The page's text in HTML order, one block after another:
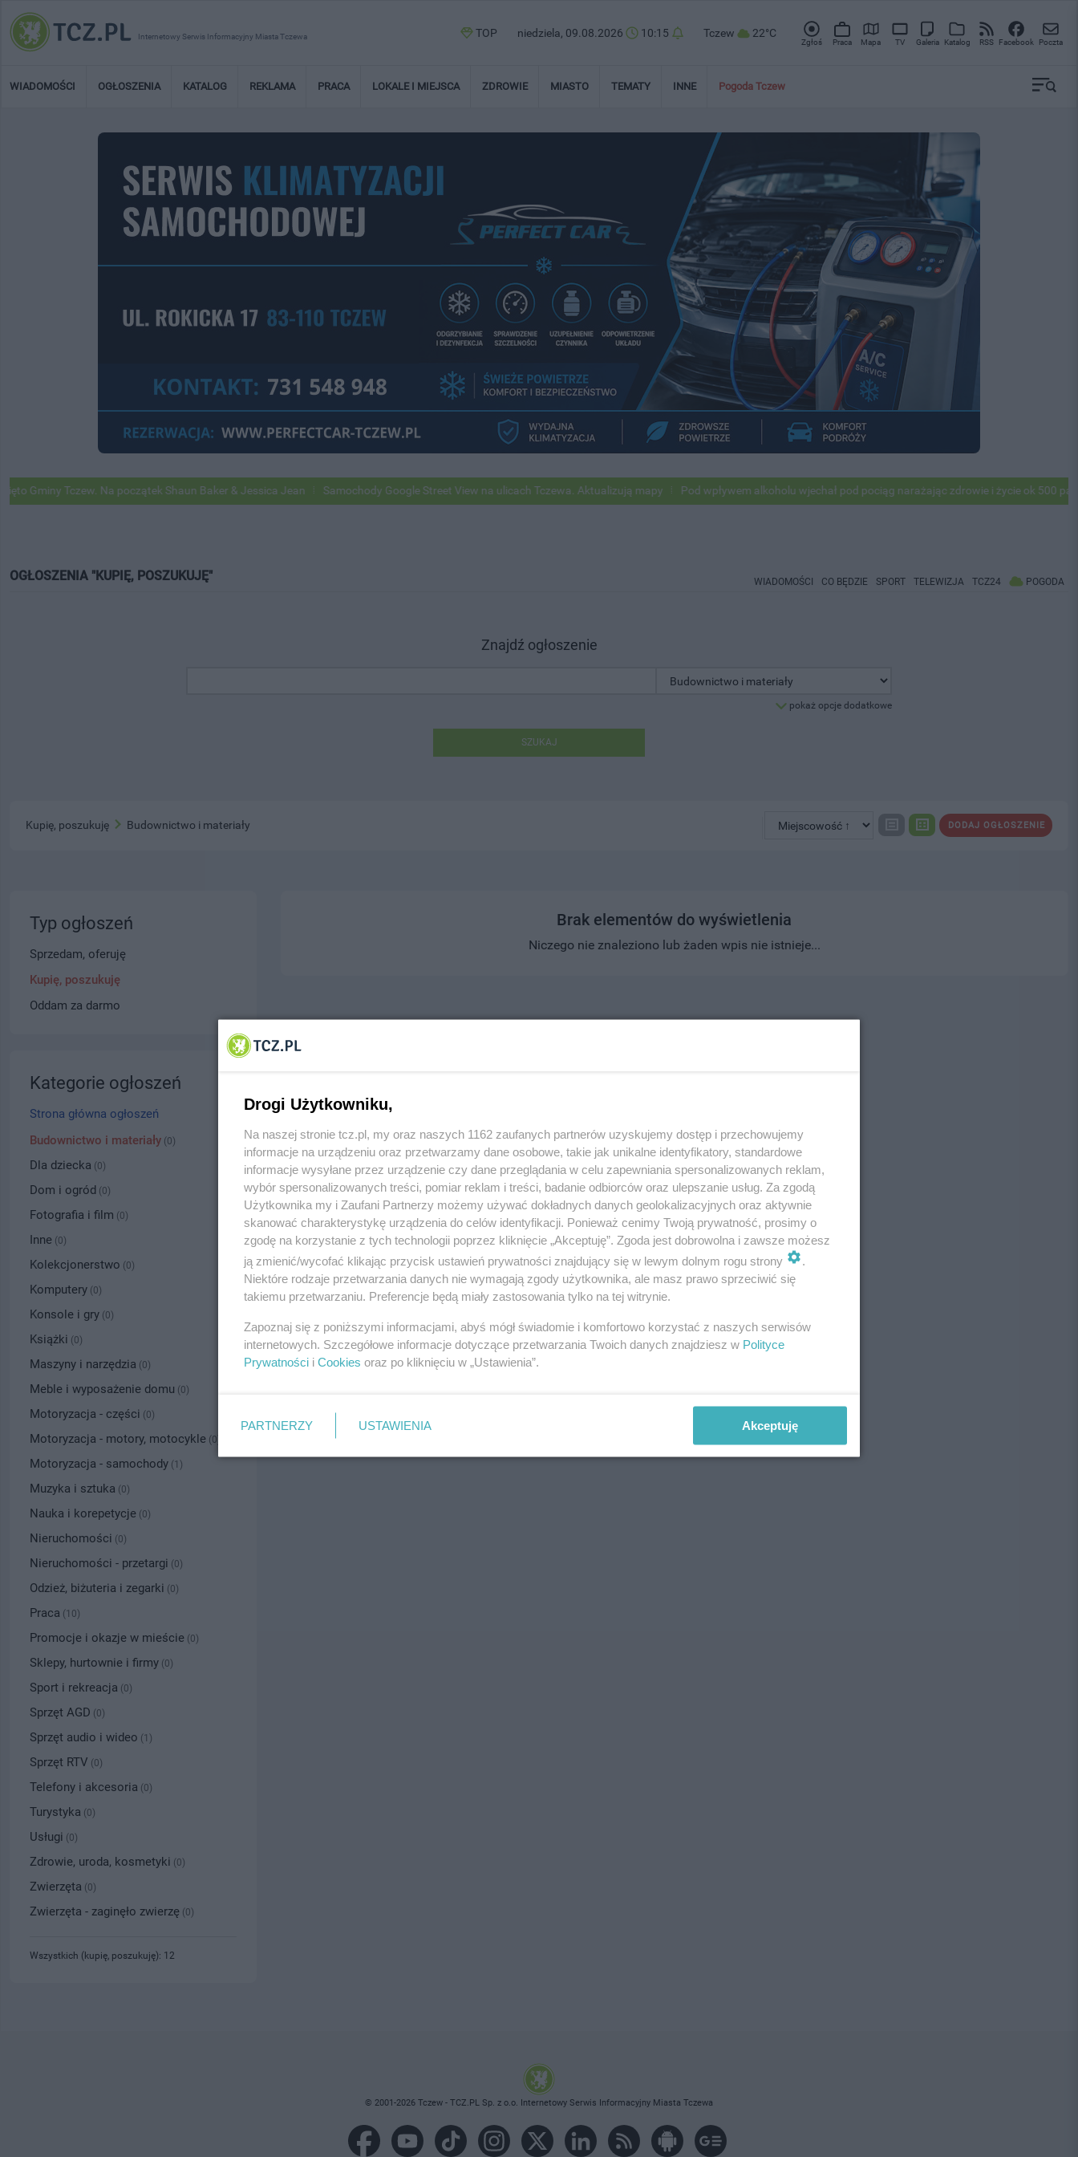
Internetowy Serwis Informacyjny Miasta Tczewa TOP niedziela, 09.08.2026 10:15 Tczew 22°C
Zgłoś Praca Mapa TV Galeria Katalog RSS Facebook Poczta
WIADOMOŚCI OGŁOSZENIA KATALOG REKLAMA PRACA LOKALE I MIEJSCA ZDROWIE MIASTO TEMATY INNE Pogoda Tczew
Tczew. Na początek Shaun Baker & Jessica Jean Samochody Google Street View na ulicach Tczewa. Aktualizują mapy Pod wpływem alkoholu wjechał pod pociąg narażając zdrowie i życie ok 500
OGŁOSZENIA "KUPIĘ, POSZUKUJĘ" WIADOMOŚCI CO BĘDZIE SPORT TELEWIZJA TCZ24 POGODA
Znajdź ogłoszenie
pokaż opcje dodatkowe
SZUKAJ
DODAJ OGŁOSZENIE
Kupię, poszukuję Budownictwo i materiały
Brak elementów do wyświetlenia
Niczego nie znaleziono lub żaden wpis nie istnieje...
Typ ogłoszeń
Sprzedam, oferuję
Kupię, poszukuję
Oddam za darmo
Kategorie ogłoszeń
Strona główna ogłoszeń
Budownictwo i materiały (0)
Dla dziecka (0)
Dom i ogród (0)
Fotografia i film (0)
Inne (0)
Kolekcjonerstwo (0)
Komputery (0)
Konsole i gry (0)
Książki (0)
Maszyny i narzędzia (0)
Meble i wyposażenie domu (0)
Motoryzacja - części (0)
Motoryzacja - motory, motocykle (0)
Motoryzacja - samochody (1)
Muzyka i sztuka (0)
Nauka i korepetycje (0)
Nieruchomości (0)
Nieruchomości - przetargi (0)
Odzież, biżuteria i zegarki (0)
Praca (10)
Promocje i okazje w mieście (0)
Sklepy, hurtownie i firmy (0)
Sport i rekreacja (0)
Sprzęt AGD (0)
Sprzęt audio i wideo (1)
Sprzęt RTV (0)
Telefony i akcesoria (0)
Turystyka (0)
Usługi (0)
Zdrowie, uroda, kosmetyki (0)
Zwierzęta (0)
Zwierzęta - zaginęło zwierzę (0)
Wszystkich (kupię, poszukuję): 12
© 2001-2026 Tczew - TCZ.PL Sp. z o.o. Internetowy Serwis Informacyjny Miasta Tczewa
Drogi Użytkowniku,
Na naszej stronie tcz.pl, my oraz naszych 1162 zaufanych partnerów uzyskujemy dostęp i przechowujemy
informacje na urządzeniu oraz przetwarzamy dane osobowe, takie jak unikalne identyfikatory, standardowe
informacje wysyłane przez urządzenie czy dane przeglądania w celu zapewniania spersonalizowanych reklam,
wybór spersonalizowanych treści, pomiar reklam i treści, badanie odbiorców oraz ulepszanie usług. Za zgodą
Użytkownika my i Zaufani Partnerzy możemy używać dokładnych danych geolokalizacyjnych oraz aktywnie
skanować charakterystykę urządzenia do celów identyfikacji. Ponieważ cenimy Twoją prywatność, prosimy o
zgodę na korzystanie z tych technologii poprzez kliknięcie „Akceptuję”. Zgoda jest dobrowolna i zawsze możesz
ją zmienić/wycofać klikając przycisk ustawień prywatności znajdujący się w lewym dolnym rogu strony
Niektóre rodzaje przetwarzania danych nie wymagają zgody użytkownika, ale masz prawo sprzeciwić się
takiemu przetwarzaniu. Preferencje będą miały zastosowania tylko na tej witrynie.
Zapoznaj się z poniższymi informacjami, abyś mógł świadomie i komfortowo korzystać z naszych serwisów
internetowych. Szczegółowe informacje dotyczące przetwarzania Twoich danych znajdziesz w Polityce
Prywatności i Cookies oraz po kliknięciu w „Ustawienia”.
PARTNERZY USTAWIENIA Akceptuję